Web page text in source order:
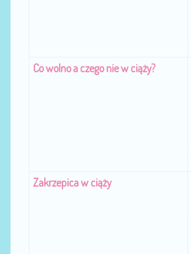
Co wolno a czego nie w ciąży?
Zakrzepica w ciąży